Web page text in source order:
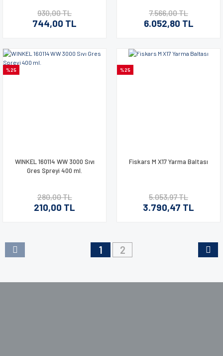
930,00 TL
744,00 TL
7.566,00 TL
6.052,80 TL
%25
WINKEL 160114 WW 3000 Sıvı
Gres Spreyi 400 ml.
280,00 TL
210,00 TL
%25
Fiskars M X17 Yarma Baltası
5.053,97 TL
3.790,47 TL
1 2